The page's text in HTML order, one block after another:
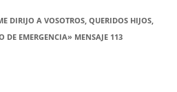
DIRIJO A VOSOTROS, QUERIDOS HIJOS,
DE EMERGENCIA» MENSAJE 113